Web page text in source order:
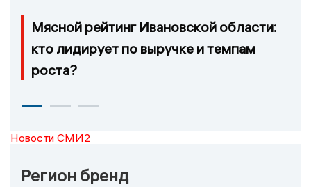
Мясной рейтинг Ивановской области:
кто лидирует по выручке и темпам
роста?
Новости СМИ2
Регион бренд